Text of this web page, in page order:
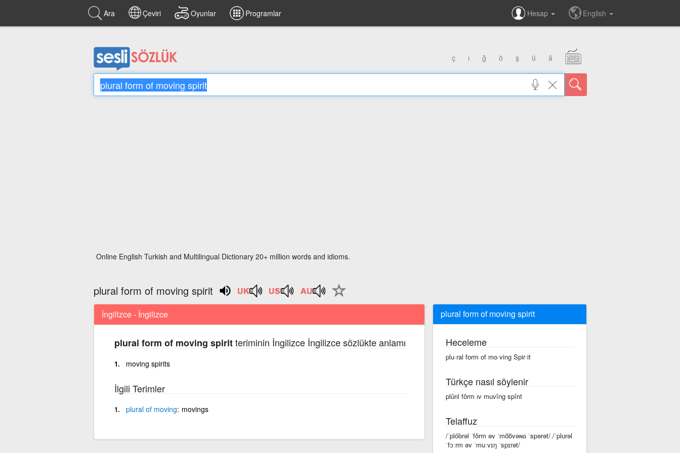
Ara Çeviri Oyunlar Programlar Hesap English
ç ı ğ ö ş ü â
Online English Turkish and Multilingual Dictionary 20+ million words and idioms.
plural form of moving spirit
İngilizce - İngilizce
plural form of moving spiritteriminin İngilizce İngilizce sözlükte anlamı
moving spirits
İlgili Terimler
plural of moving movings
plural form of moving spirit
Heceleme
plu·ral form of mo·ving Spir·it
Türkçe nasıl söylenir
plûrıl fôrm ıv muvîng spîrıt
Telaffuz
/ˈplo͝orəl ˈfôrm əv ˈmo͞ovəɴɢ ˈspərət/ /ˈplʊrəl
ˈfɔːrm əv ˈmuːvɪŋ ˈspɪrət/